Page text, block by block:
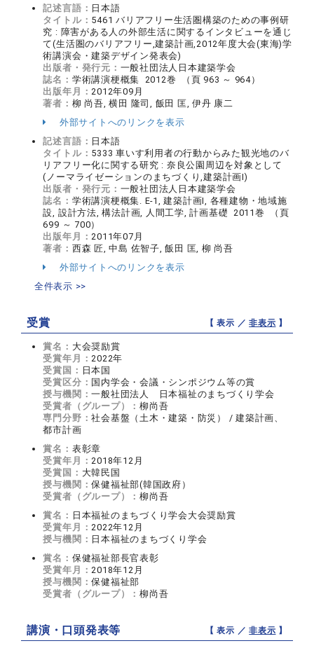
記述言語： 日本語
タイトル： 5461 バリアフリー生活圏構築のための事例研
究 : 障害がある人の外部生活に関するインタビューを通じ
て(生活圏のバリアフリー,建築計画,2012年度大会(東海)学
術講演会・建築デザイン発表会)
出版者・発行元： 一般社団法人日本建築学会
誌名： 学術講演梗概集 2012巻 （頁 963 ～ 964）
出版年月：2012年09月
著者： 柳 尚吾, 横田 隆司, 飯田 匡, 伊丹 康二
外部サイトへのリンクを表示
記述言語： 日本語
タイトル： 5333 車いす利用者の行動からみた観光地のバ
リアフリー化に関する研究 : 奈良公園周辺を対象として
(ノーマライゼーションのまちづくり,建築計画I)
出版者・発行元： 一般社団法人日本建築学会
誌名： 学術講演梗概集. E-1, 建築計画I, 各種建物・地域施
設, 設計方法, 構法計画, 人間工学, 計画基礎 2011巻 （頁
699 ～ 700）
出版年月：2011年07月
著者： 西森 匠, 中島 佐智子, 飯田 匡, 柳 尚吾
外部サイトへのリンクを表示
全件表示 >>
受賞 【 表示 ／非表示 】
賞名： 大会奨励賞
受賞年月：2022年
受賞国： 日本国
受賞区分： 国内学会・会議・シンポジウム等の賞
授与機関：一般社団法人 日本福祉のまちづくり学会
受賞者（グループ）：柳尚吾
専門分野：社会基盤（土木・建築・防災） / 建築計画、
都市計画
賞名： 表彰章
受賞年月：2018年12月
受賞国： 大韓民国
授与機関：保健福祉部(韓国政府）
受賞者（グループ）：柳尚吾
賞名： 日本福祉のまちづくり学会大会奨励賞
受賞年月：2022年12月
授与機関： 日本福祉のまちづくり学会
賞名： 保健福祉部長官表彰
受賞年月：2018年12月
授与機関：保健福祉部
受賞者（グループ）：柳尚吾
講演・口頭発表等 【 表示 ／非表示 】